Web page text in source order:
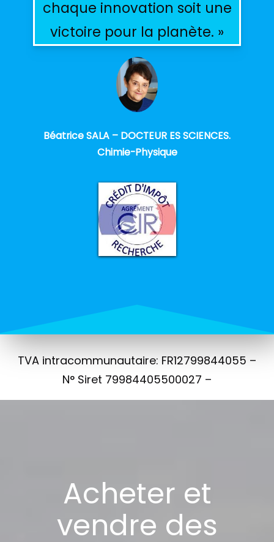
chaque innovation soit une
victoire pour la planète. »
Béatrice SALA – DOCTEUR ES SCIENCES.
Chimie-Physique
TVA intracommunautaire: FR12799844055 –
N° Siret 79984405500027 –
Acheter et
vendre des